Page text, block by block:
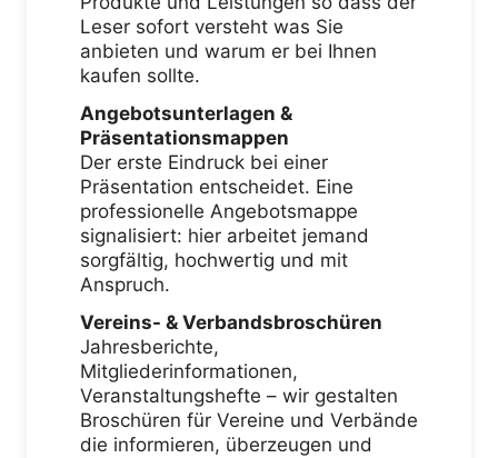
Leser sofort versteht was Sie
anbieten und warum er bei Ihnen
kaufen sollte.
Angebotsunterlagen &
Präsentationsmappen
Der erste Eindruck bei einer
Präsentation entscheidet. Eine
professionelle Angebotsmappe
signalisiert: hier arbeitet jemand
sorgfältig, hochwertig und mit
Anspruch.
Vereins- & Verbandsbroschüren
Jahresberichte,
Mitgliederinformationen,
Veranstaltungshefte – wir gestalten
Broschüren für Vereine und Verbände
die informieren, überzeugen und